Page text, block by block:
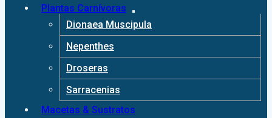
Plantas Carnívoras
Dionaea Muscipula
Nepenthes
Droseras
Sarracenias
Macetas & Sustratos